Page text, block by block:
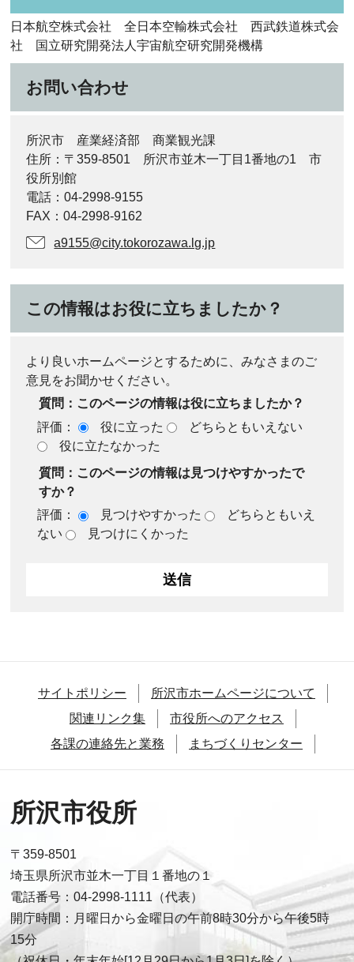
日本航空株式会社 全日本空輸株式会社 西武鉄道株式会
社 国立研究開発法人宇宙航空研究開発機構
お問い合わせ
所沢市 産業経済部 商業観光課
住所：〒359-8501 所沢市並木一丁目1番地の1 市
役所別館
電話：04-2998-9155
FAX：04-2998-9162
a9155@city.tokorozawa.lg.jp
この情報はお役に立ちましたか？
より良いホームページとするために、みなさまのご
意見をお聞かせください。
質問：このページの情報は役に立ちましたか？
評価：
役に立った
どちらともいえない
役に立たなかった
質問：このページの情報は見つけやすかったで
すか？
評価：
見つけやすかった
どちらともいえ
ない
見つけにくかった
サイトポリシー
所沢市ホームページについて
関連リンク集
市役所へのアクセス
各課の連絡先と業務
まちづくりセンター
所沢市役所
〒359-8501
埼玉県所沢市並木一丁目１番地の１
電話番号：04-2998-1111（代表）
開庁時間：月曜日から金曜日の午前8時30分から午後5時
15分